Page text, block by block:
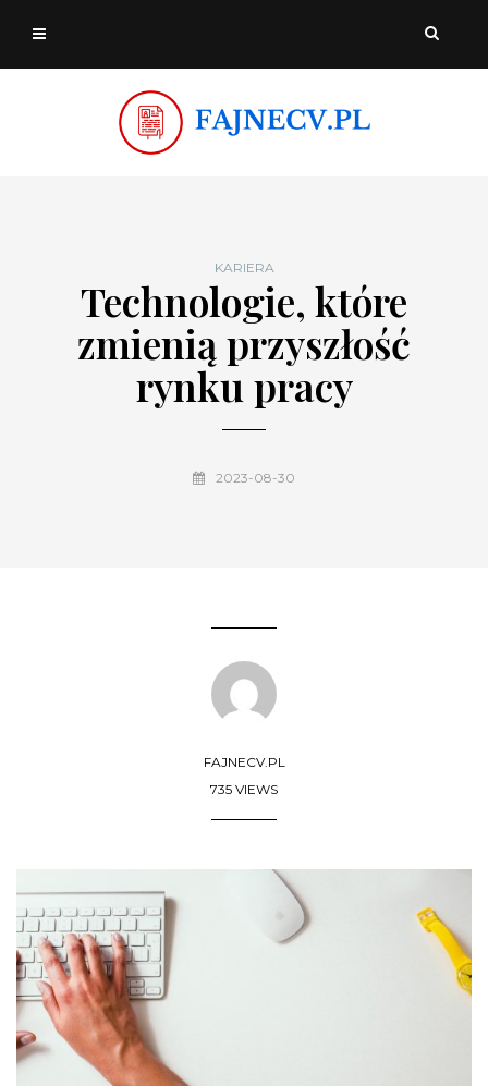
KARIERA
Technologie, które
zmienią przyszłość
rynku pracy
2023-08-30
FAJNECV.PL
735 VIEWS